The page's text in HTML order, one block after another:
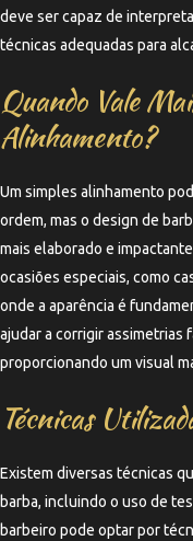
deve ser capaz de
técnicas adequadas para
Quando Vale
Alinhamento?
Um simples alinhamento
ordem, mas o design de
mais elaborado e
ocasiões especiais, como
onde a aparência é
ajudar a corrigir assimetrias
proporcionando um visual
Técnicas
Existem diversas técnicas
barba, incluindo o uso de
barbeiro pode optar por